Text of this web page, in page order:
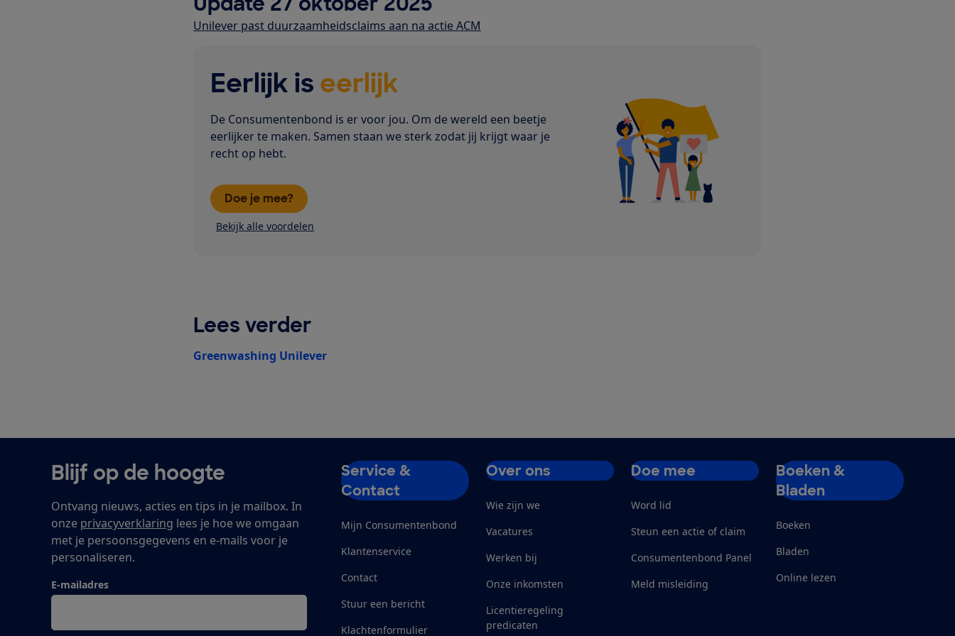
Unilever past duurzaamheidsclaims aan na actie ACM
Eerlijk is eerlijk
De Consumentenbond is er voor jou. Om de wereld een beetje
eerlijker te maken. Samen staan we sterk zodat jij krijgt waar je
recht op hebt.
Doe je mee?
Bekijk alle voordelen
Lees verder
Greenwashing Unilever
Blijf op de hoogte
Ontvang nieuws, acties en tips in je mailbox. In
onze privacyverklaring lees je hoe we omgaan
met je persoonsgegevens en e-mails voor je
personaliseren.
E-mailadres
Service &
Contact
Mijn Consumentenbond
Klantenservice
Contact
Stuur een bericht
Klachtenformulier
Over ons
Wie zijn we
Vacatures
Werken bij
Onze inkomsten
Licentieregeling
predicaten
Doe mee
Word lid
Steun een actie of claim
Consumentenbond Panel
Meld misleiding
Boeken &
Bladen
Boeken
Bladen
Online lezen